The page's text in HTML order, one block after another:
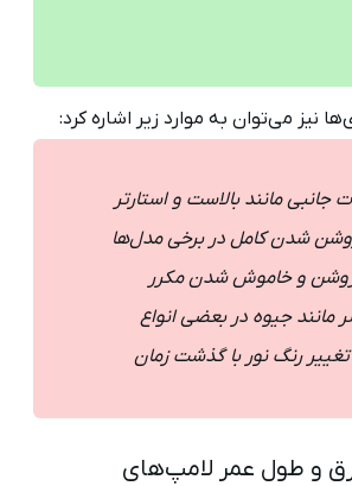
نیز می‌توان به موارد زیر اشاره کرد:
جانبی مانند بالاست و استارتر
شدن کامل در برخی مدل‌ها
و خاموش شدن مکرر
مانند جیوه در بعضی انواع
رنگ نور با گذشت زمان
و طول عمر لامپ‌های